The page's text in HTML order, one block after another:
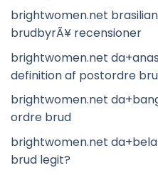
brightwomen.net
brudbyrÃ¥ recensioner
brightwomen.net
definition af postordre
brightwomen.net
ordre brud
brightwomen.net
brud legit?